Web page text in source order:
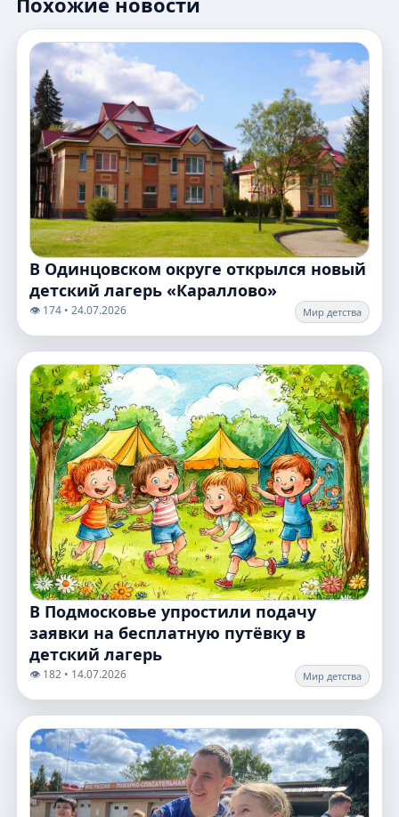
В Одинцовском округе открылся новый
детский лагерь «Караллово»
👁️ 174 • 24.07.2026 Мир детства
В Подмосковье упростили подачу
заявки на бесплатную путёвку в
детский лагерь
👁️ 182 • 14.07.2026 Мир детства